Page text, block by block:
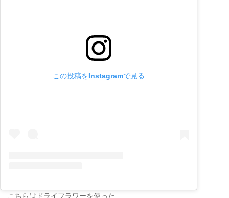
この投稿をInstagramで見る
こちらはドライフラワーを使った、